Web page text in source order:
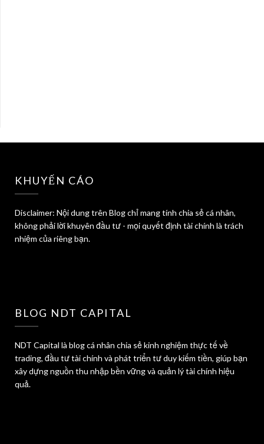
KHUYẾN CÁO
Disclaimer: Nội dung trên Blog chỉ mang tính chia sẻ cá nhân,
không phải lời khuyên đầu tư - mọi quyết định tài chính là trách
nhiệm của riêng bạn.
BLOG NDT CAPITAL
NDT Capital là blog cá nhân chia sẻ kinh nghiệm thực tế về
trading, đầu tư tài chính và phát triển tư duy kiếm tiền, giúp bạn
xây dựng nguồn thu nhập bền vững và quản lý tài chính hiệu
quả.